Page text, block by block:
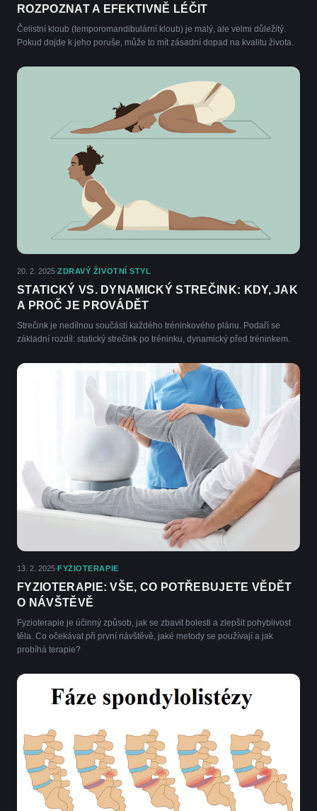
ROZPOZNAT A EFEKTIVNĚ LÉČIT
Čelistní kloub (temporomandibulární kloub) je malý, ale velmi důležitý.
Pokud dojde k jeho poruše, může to mít zásadní dopad na kvalitu života.
20. 2. 2025·ZDRAVÝ ŽIVOTNÍ STYL
STATICKÝ VS. DYNAMICKÝ STREČINK: KDY, JAK
A PROČ JE PROVÁDĚT
Strečink je nedílnou součástí každého tréninkového plánu. Podaří se
základní rozdíl: statický strečink po tréninku, dynamický před tréninkem.
13. 2. 2025· FYZIOTERAPIE
FYZIOTERAPIE: VŠE, CO POTŘEBUJETE VĚDĚT
O NÁVŠTĚVĚ
Fyzioterapie je účinný způsob, jak se zbavit bolesti a zlepšit pohyblivost
těla. Co očekávat při první návštěvě, jaké metody se používají a jak
probíhá terapie?